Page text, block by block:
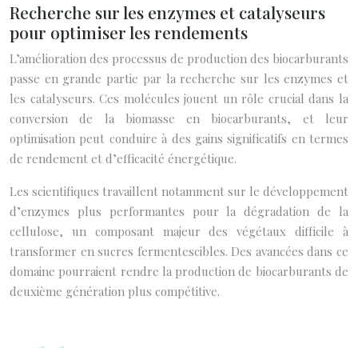
Recherche sur les enzymes et catalyseurs
pour optimiser les rendements
L’amélioration des processus de production des biocarburants
passe en grande partie par la recherche sur les enzymes et
les catalyseurs. Ces molécules jouent un rôle crucial dans la
conversion de la biomasse en biocarburants, et leur
optimisation peut conduire à des gains significatifs en termes
de rendement et d’efficacité énergétique.
Les scientifiques travaillent notamment sur le développement
d’enzymes plus performantes pour la dégradation de la
cellulose, un composant majeur des végétaux difficile à
transformer en sucres fermentescibles. Des avancées dans ce
domaine pourraient rendre la production de biocarburants de
deuxième génération plus compétitive.